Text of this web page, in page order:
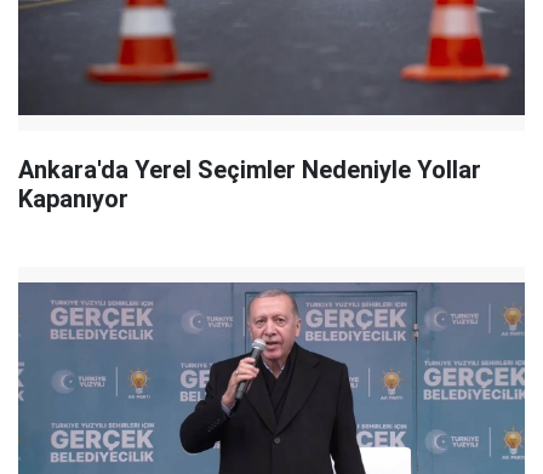
Ankara'da Yerel Seçimler Nedeniyle Yollar
Kapanıyor